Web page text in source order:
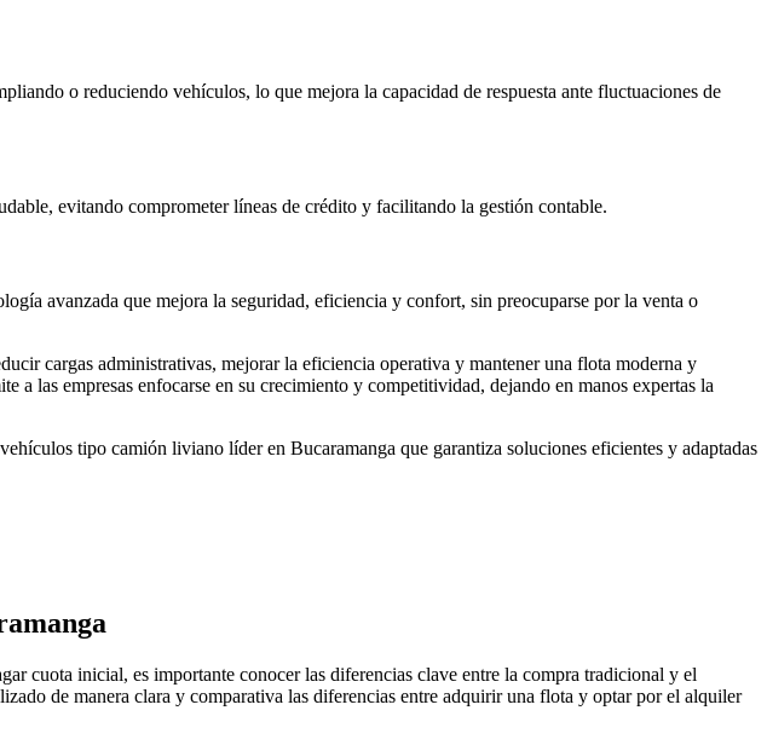
o reduciendo vehículos, lo que mejora la capacidad de respuesta ante fluctuaciones de
evitando comprometer líneas de crédito y facilitando la gestión contable.
avanzada que mejora la seguridad, eficiencia y confort, sin preocuparse por la venta o
cargas administrativas, mejorar la eficiencia operativa y mantener una flota moderna y
las empresas enfocarse en su crecimiento y competitividad, dejando en manos expertas la
tipo camión liviano líder en Bucaramanga que garantiza soluciones eficientes y adaptadas
cuota inicial, es importante conocer las diferencias clave entre la compra tradicional y el
de manera clara y comparativa las diferencias entre adquirir una flota y optar por el alquiler